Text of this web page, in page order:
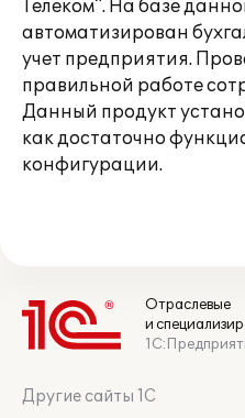
Телеком". На базе
автоматизирован
учет предприятия.
правильной работе
Данный продукт
как достаточно
конфигурации.
Отраслевые
и
Другие сайты 1С